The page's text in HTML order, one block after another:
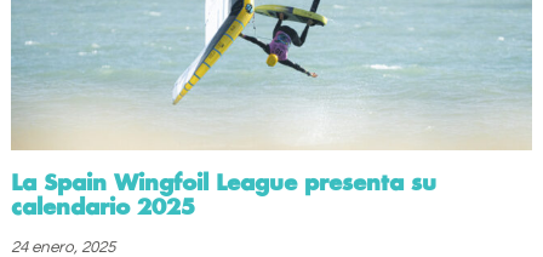
La Spain Wingfoil League presenta su
calendario 2025
24 enero, 2025